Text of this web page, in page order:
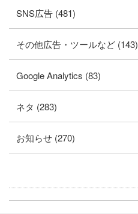
SNS広告 (481)
その他広告・ツールなど (143)
Google Analytics (83)
ネタ (283)
お知らせ (270)